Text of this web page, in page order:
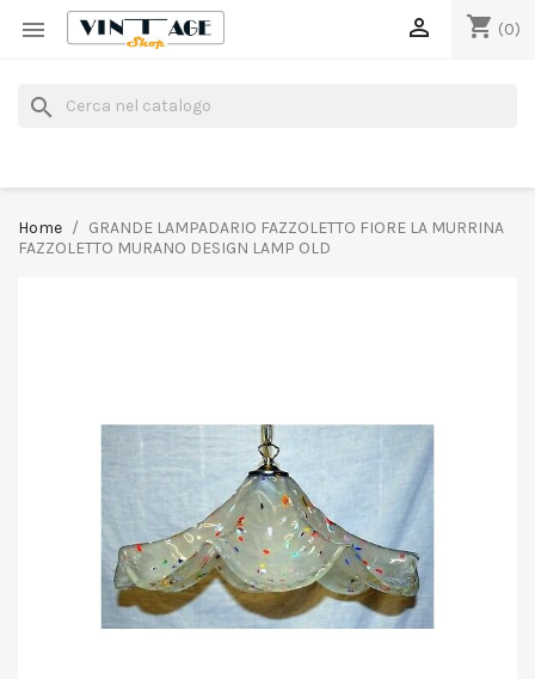
 shopping_cart (0)

search
Home
GRANDE LAMPADARIO FAZZOLETTO FIORE LA MURRINA
FAZZOLETTO MURANO DESIGN LAMP OLD